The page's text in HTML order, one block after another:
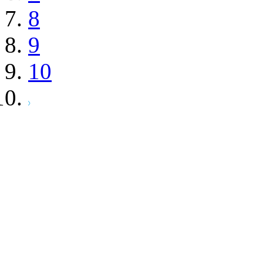
8
9
10